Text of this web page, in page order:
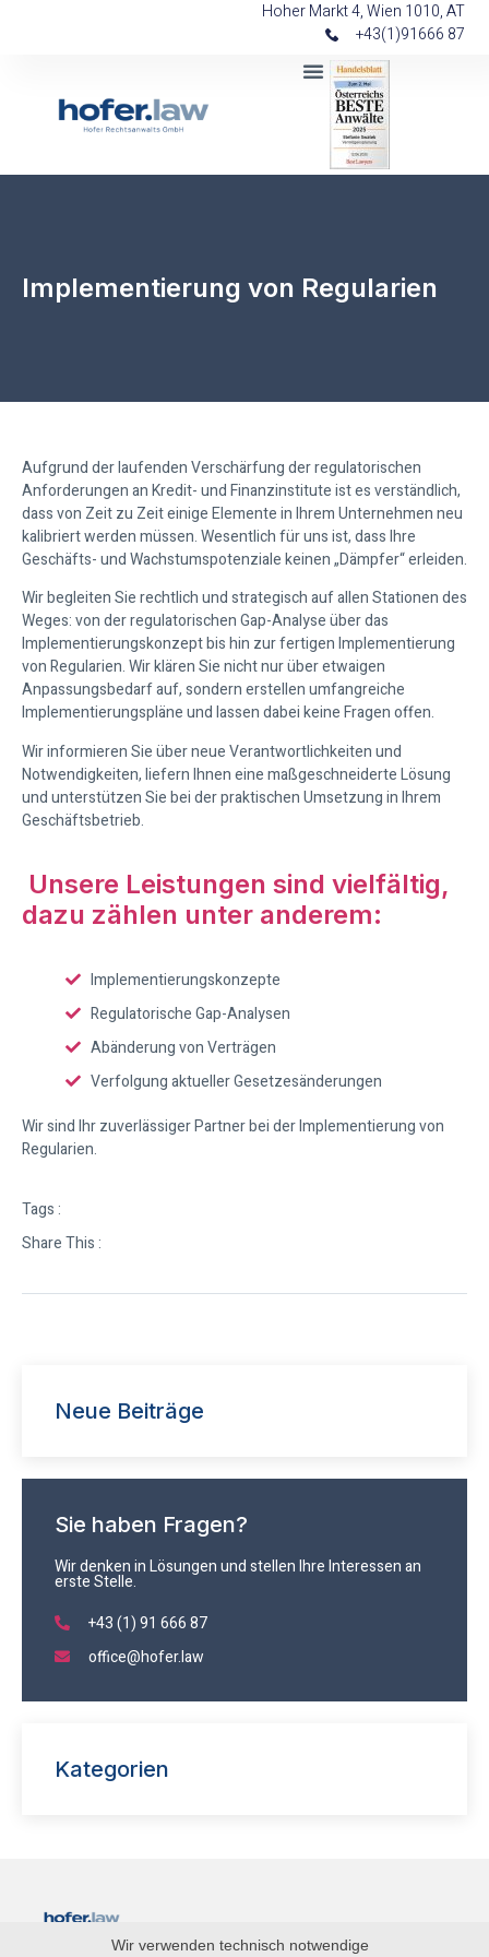
Hoher Markt 4, Wien 1010, AT
+43(1)91666 87
Implementierung von Regularien
Aufgrund der laufenden Verschärfung der regulatorischen
Anforderungen an Kredit- und Finanzinstitute ist es verständlich,
dass von Zeit zu Zeit einige Elemente in Ihrem Unternehmen neu
kalibriert werden müssen. Wesentlich für uns ist, dass Ihre
Geschäfts- und Wachstumspotenziale keinen „Dämpfer“ erleiden.
Wir begleiten Sie rechtlich und strategisch auf allen Stationen des
Weges: von der regulatorischen Gap-Analyse über das
Implementierungskonzept bis hin zur fertigen Implementierung
von Regularien. Wir klären Sie nicht nur über etwaigen
Anpassungsbedarf auf, sondern erstellen umfangreiche
Implementierungspläne und lassen dabei keine Fragen offen.
Wir informieren Sie über neue Verantwortlichkeiten und
Notwendigkeiten, liefern Ihnen eine maßgeschneiderte Lösung
und unterstützen Sie bei der praktischen Umsetzung in Ihrem
Geschäftsbetrieb.
Unsere Leistungen sind vielfältig,
dazu zählen unter anderem:
Implementierungskonzepte
Regulatorische Gap-Analysen
Abänderung von Verträgen
Verfolgung aktueller Gesetzesänderungen
Wir sind Ihr zuverlässiger Partner bei der Implementierung von
Regularien.
Tags :
Share This :
Neue Beiträge
Sie haben Fragen?
Wir denken in Lösungen und stellen Ihre Interessen an
erste Stelle.
+43 (1) 91 666 87
office@hofer.law
Kategorien
Wir verwenden technisch notwendige